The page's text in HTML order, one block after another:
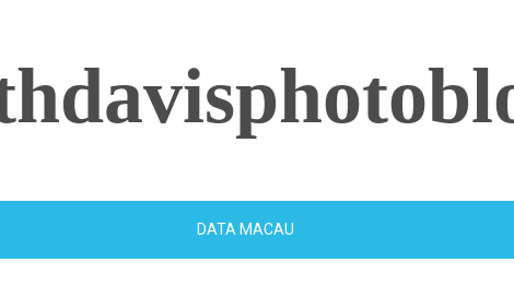
DATA MACAU